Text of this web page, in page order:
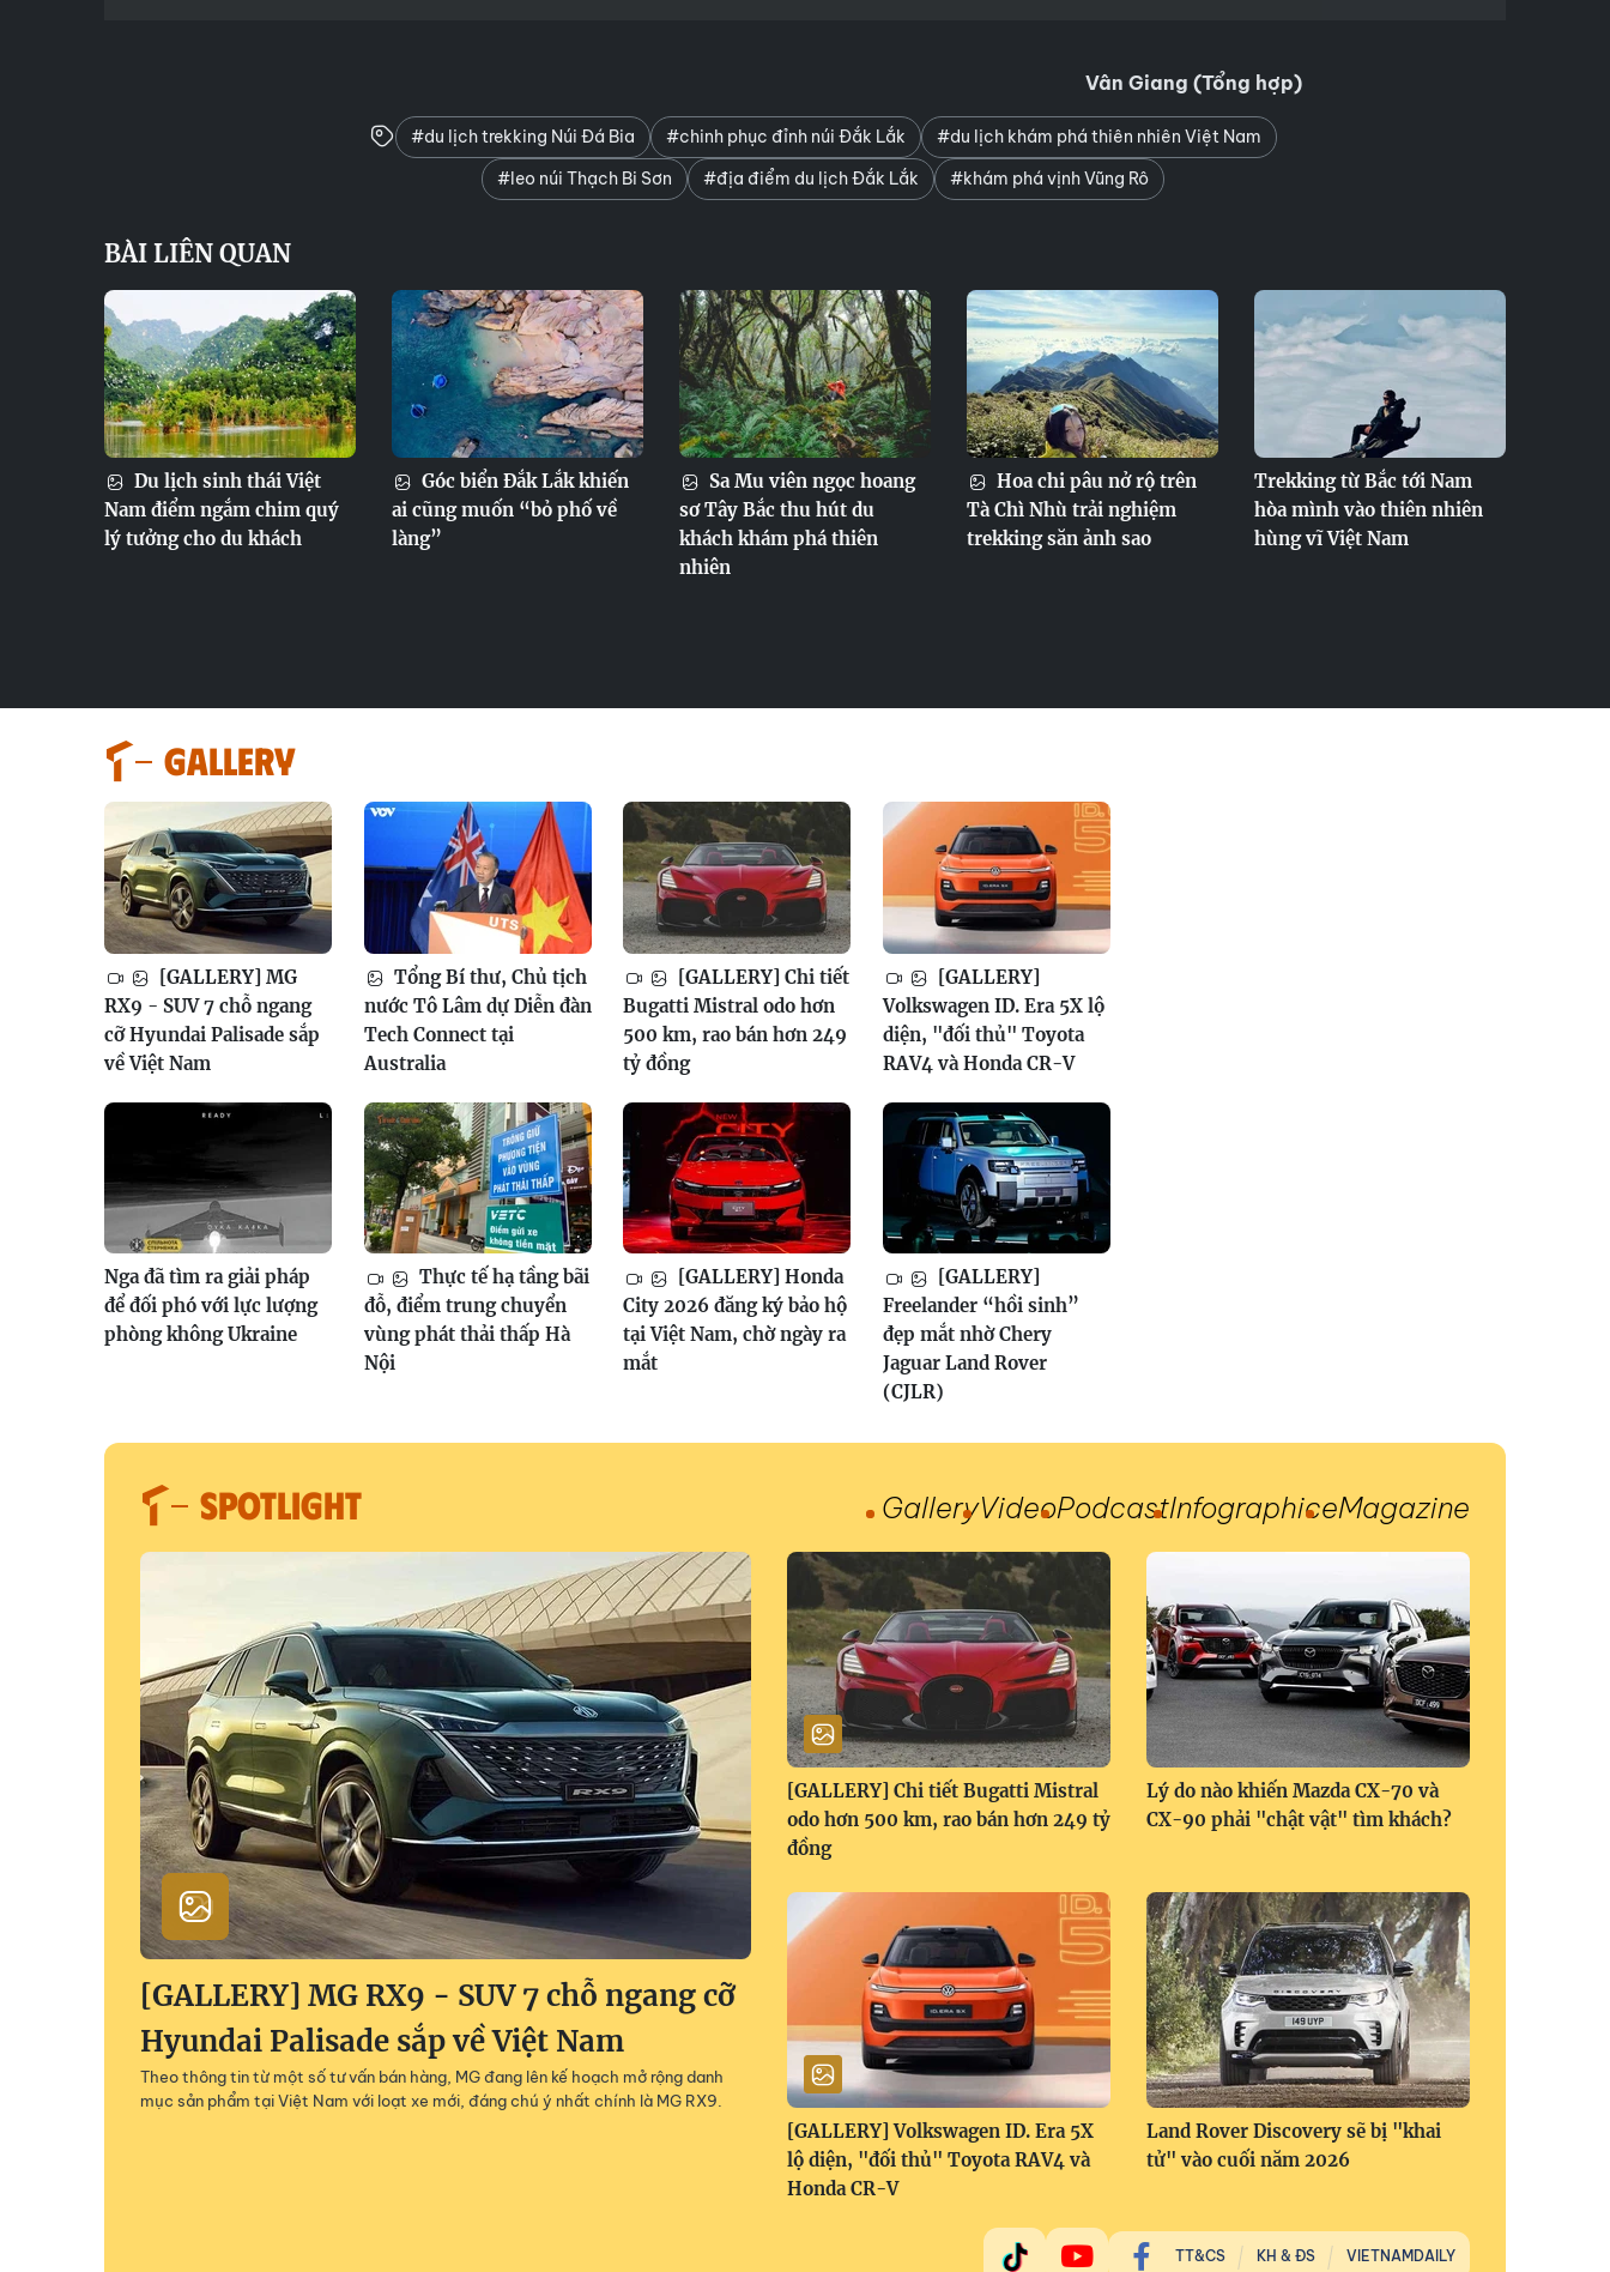
Vân Giang (Tổng hợp)
#du lịch trekking Núi Đá Bia #chinh phục đỉnh núi Đắk Lắk
#du lịch khám phá thiên nhiên Việt Nam
#leo núi Thạch Bi Sơn
#địa điểm du lịch Đắk Lắk #khám phá vịnh Vũng Rô
BÀI LIÊN QUAN
Du lịch sinh thái Việt
Nam điểm ngắm chim quý
lý tưởng cho du khách
Góc biển Đắk Lắk khiến
ai cũng muốn “bỏ phố về
làng”
Sa Mu viên ngọc hoang
sơ Tây Bắc thu hút du
khách khám phá thiên
nhiên
Hoa chi pâu nở rộ trên
Tà Chì Nhù trải nghiệm
trekking săn ảnh sao
Trekking từ Bắc tới Nam
hòa mình vào thiên nhiên
hùng vĩ Việt Nam
GALLERY
[GALLERY] MG
RX9 - SUV 7 chỗ ngang
cỡ Hyundai Palisade sắp
về Việt Nam
Tổng Bí thư, Chủ tịch
nước Tô Lâm dự Diễn đàn
Tech Connect tại
Australia
[GALLERY] Chi tiết
Bugatti Mistral odo hơn
500 km, rao bán hơn 249
tỷ đồng
[GALLERY]
Volkswagen ID. Era 5X lộ
diện, "đối thủ" Toyota
RAV4 và Honda CR-V
Nga đã tìm ra giải pháp
để đối phó với lực lượng
phòng không Ukraine
Thực tế hạ tầng bãi
đỗ, điểm trung chuyển
vùng phát thải thấp Hà
Nội
[GALLERY] Honda
City 2026 đăng ký bảo hộ
tại Việt Nam, chờ ngày ra
mắt
[GALLERY]
Freelander “hồi sinh”
đẹp mắt nhờ Chery
Jaguar Land Rover
(CJLR)
SPOTLIGHT GalleryVideoPodcastInfographiceMagazine
[GALLERY] MG RX9 - SUV 7 chỗ ngang cỡ
Hyundai Palisade sắp về Việt Nam
Theo thông tin từ một số tư vấn bán hàng, MG đang lên kế hoạch mở rộng danh
mục sản phẩm tại Việt Nam với loạt xe mới, đáng chú ý nhất chính là MG RX9.
[GALLERY] Chi tiết Bugatti Mistral
odo hơn 500 km, rao bán hơn 249 tỷ
đồng
Lý do nào khiến Mazda CX-70 và
CX-90 phải "chật vật" tìm khách?
[GALLERY] Volkswagen ID. Era 5X
lộ diện, "đối thủ" Toyota RAV4 và
Honda CR-V
Land Rover Discovery sẽ bị "khai
tử" vào cuối năm 2026
TT&CS KH & ĐS VIETNAMDAILY